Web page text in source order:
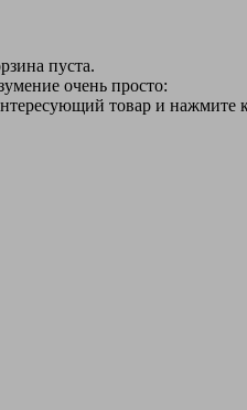
пуста.
очень просто:
товар и нажмите